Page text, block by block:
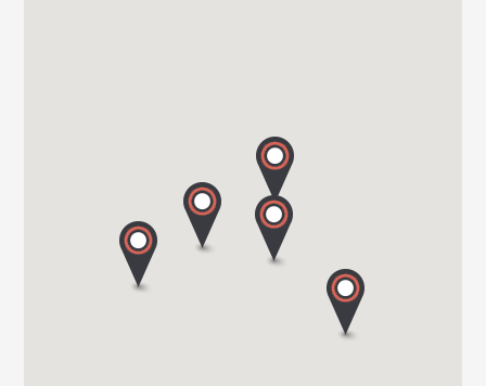
WEBSITE - VANOMOBIL BVBA LOKEREN - NE PAS
9160 LOKEREN